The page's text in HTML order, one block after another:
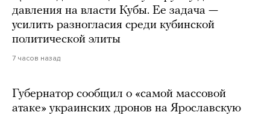
давления на власти Кубы. Ее задача —
усилить разногласия среди кубинской
политической элиты
7 часов назад
Губернатор сообщил о «самой массовой
атаке» украинских дронов на Ярославскую